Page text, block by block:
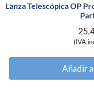
Lanza Telescópica OP
(IVA
Añadir